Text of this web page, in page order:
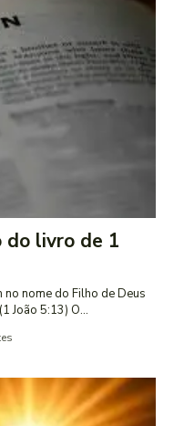
do livro de 1
no nome do Filho de Deus
para que saibam que têm a vida eterna.” (1 João 5:13) O...